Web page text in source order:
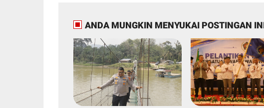
ANDA MUNGKIN MENYUKAI POSTINGAN